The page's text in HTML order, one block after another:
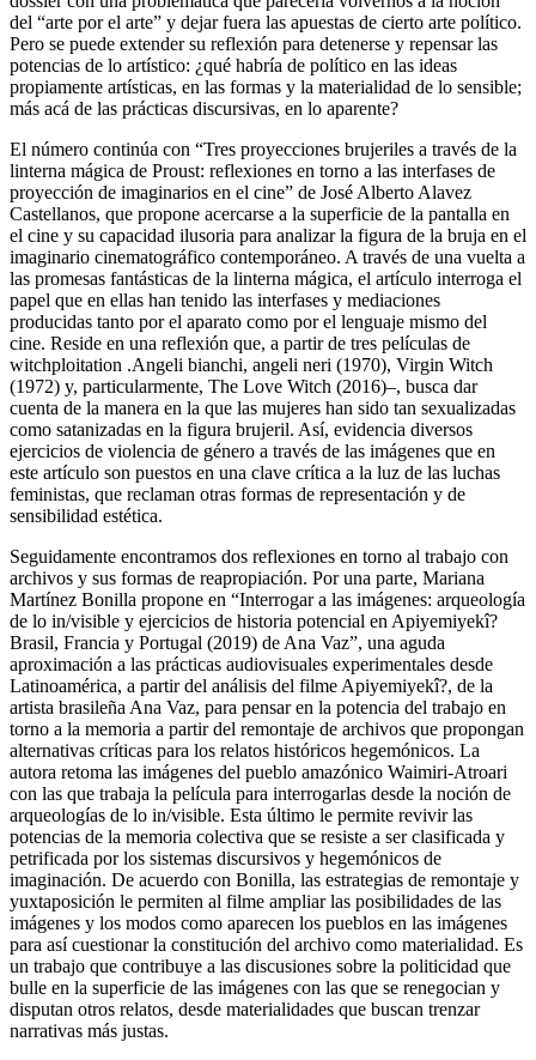
del “arte por el arte” y dejar fuera las apuestas de cierto arte político.
Pero se puede extender su reflexión para detenerse y repensar las
potencias de lo artístico: ¿qué habría de político en las ideas
propiamente artísticas, en las formas y la materialidad de lo sensible;
más acá de las prácticas discursivas, en lo aparente?
El número continúa con “Tres proyecciones brujeriles a través de la
linterna mágica de Proust: reflexiones en torno a las interfases de
proyección de imaginarios en el cine” de José Alberto Alavez
Castellanos, que propone acercarse a la superficie de la pantalla en
el cine y su capacidad ilusoria para analizar la figura de la bruja en el
imaginario cinematográfico contemporáneo. A través de una vuelta a
las promesas fantásticas de la linterna mágica, el artículo interroga el
papel que en ellas han tenido las interfases y mediaciones
producidas tanto por el aparato como por el lenguaje mismo del
cine. Reside en una reflexión que, a partir de tres películas de
witchploitation .Angeli bianchi, angeli neri (1970), Virgin Witch
(1972) y, particularmente, The Love Witch (2016)–, busca dar
cuenta de la manera en la que las mujeres han sido tan sexualizadas
como satanizadas en la figura brujeril. Así, evidencia diversos
ejercicios de violencia de género a través de las imágenes que en
este artículo son puestos en una clave crítica a la luz de las luchas
feministas, que reclaman otras formas de representación y de
sensibilidad estética.
Seguidamente encontramos dos reflexiones en torno al trabajo con
archivos y sus formas de reapropiación. Por una parte, Mariana
Martínez Bonilla propone en “Interrogar a las imágenes: arqueología
de lo in/visible y ejercicios de historia potencial en Apiyemiyekî?
Brasil, Francia y Portugal (2019) de Ana Vaz”, una aguda
aproximación a las prácticas audiovisuales experimentales desde
Latinoamérica, a partir del análisis del filme Apiyemiyekî?, de la
artista brasileña Ana Vaz, para pensar en la potencia del trabajo en
torno a la memoria a partir del remontaje de archivos que propongan
alternativas críticas para los relatos históricos hegemónicos. La
autora retoma las imágenes del pueblo amazónico Waimiri-Atroari
con las que trabaja la película para interrogarlas desde la noción de
arqueologías de lo in/visible. Esta último le permite revivir las
potencias de la memoria colectiva que se resiste a ser clasificada y
petrificada por los sistemas discursivos y hegemónicos de
imaginación. De acuerdo con Bonilla, las estrategias de remontaje y
yuxtaposición le permiten al filme ampliar las posibilidades de las
imágenes y los modos como aparecen los pueblos en las imágenes
para así cuestionar la constitución del archivo como materialidad. Es
un trabajo que contribuye a las discusiones sobre la politicidad que
bulle en la superficie de las imágenes con las que se renegocian y
disputan otros relatos, desde materialidades que buscan trenzar
narrativas más justas.